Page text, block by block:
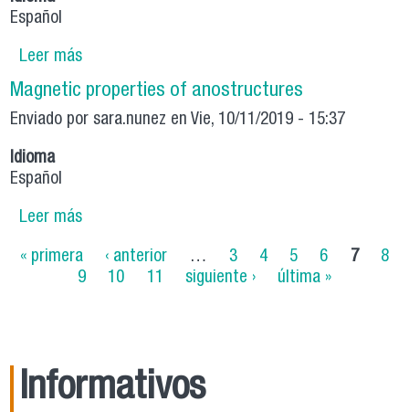
Español
Leer mássobre Magnetic properties of anostructures
with simple and complex geometries
Magnetic properties of anostructures
Enviado porsara.nunez en Vie, 10/11/2019 - 15:37
Idioma
Español
Leer mássobre Magnetic properties of anostructures
Páginas
« primera ‹ anterior … 3 4 5 6 7
8
9
10 11 siguiente › última »
Informativos